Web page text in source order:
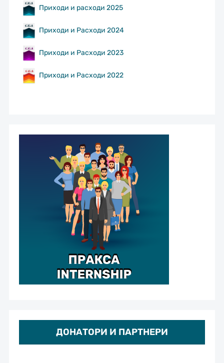
Приходи и расходи 2025
Приходи и Расходи 2024
Приходи и Расходи 2023
Приходи и Расходи 2022
ДОНАТОРИ И ПАРТНЕРИ